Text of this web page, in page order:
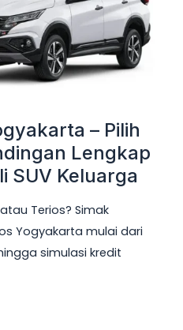
– Pilih
Lengkap
SUV Keluarga
Terios? Simak
Yogyakarta mulai dari
simulasi kredit